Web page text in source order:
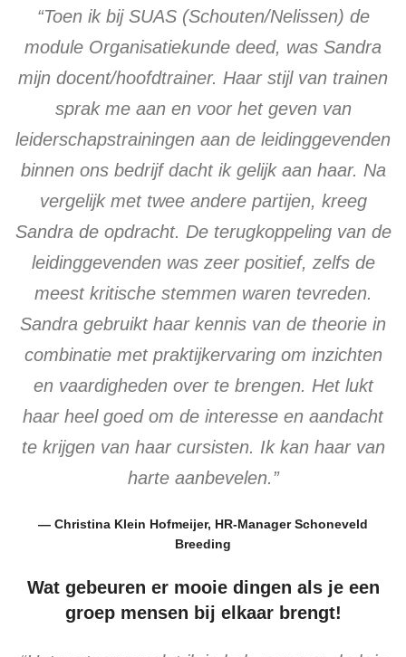
“Toen ik bij SUAS (Schouten/Nelissen) de
module Organisatiekunde deed, was Sandra
mijn docent/hoofdtrainer. Haar stijl van trainen
sprak me aan en voor het geven van
leiderschapstrainingen aan de leidinggevenden
binnen ons bedrijf dacht ik gelijk aan haar. Na
vergelijk met twee andere partijen, kreeg
Sandra de opdracht. De terugkoppeling van de
leidinggevenden was zeer positief, zelfs de
meest kritische stemmen waren tevreden.
Sandra gebruikt haar kennis van de theorie in
combinatie met praktijkervaring om inzichten
en vaardigheden over te brengen. Het lukt
haar heel goed om de interesse en aandacht
te krijgen van haar cursisten. Ik kan haar van
harte aanbevelen.”
— Christina Klein Hofmeijer, HR-Manager Schoneveld
Breeding
Wat gebeuren er mooie dingen als je een
groep mensen bij elkaar brengt!